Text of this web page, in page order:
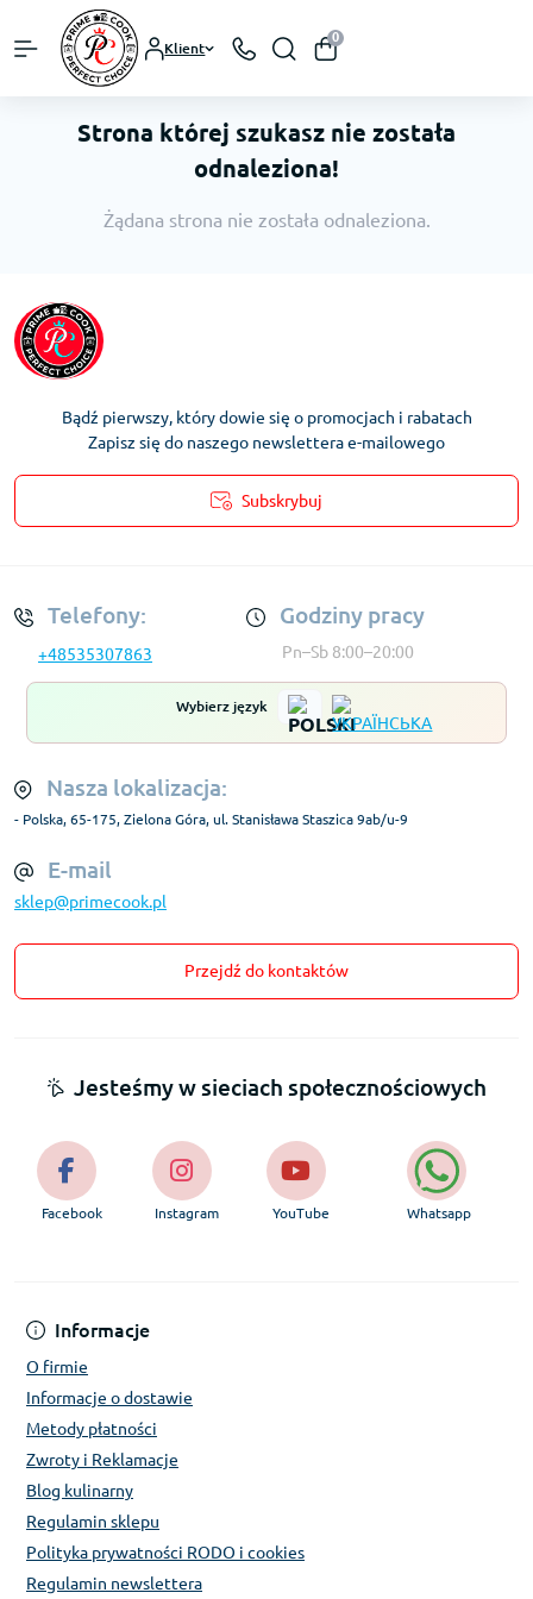
Klient
0
Strona której szukasz nie została
odnaleziona!
Żądana strona nie została odnaleziona.
Bądź pierwszy, który dowie się o promocjach i rabatach
Zapisz się do naszego newslettera e-mailowego
Subskrybuj
Telefony:
+48535307863
Godziny pracy
Pn–Sb 8:00–20:00
Wybierz język
Nasza lokalizacja:
- Polska, 65-175, Zielona Góra, ul. Stanisława Staszica 9ab/u-9
E-mail
sklep@primecook.pl
Przejdź do kontaktów
Informacje
O firmie
Informacje o dostawie
Metody płatności
Zwroty i Reklamacje
Blog kulinarny
Regulamin sklepu
Polityka prywatności RODO i cookies
Regulamin newslettera
Jesteśmy w sieciach społecznościowych
Facebook Instagram YouTube Whatsapp